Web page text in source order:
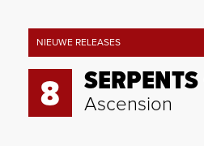
NIEUWE RELEASES
8 Ascension